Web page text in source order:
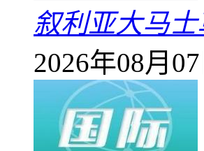
叙利亚大马
2026年08月